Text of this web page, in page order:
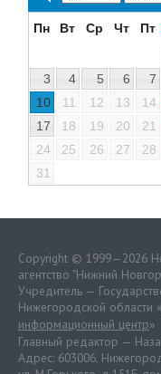
Пн Вт Ср Чт Пт
3
4 5 6 7
10
11 12 13 14
17
18 19 20 21
24
25 26 27 28
31
Copyright © 1999—2026
агентство "Нижний
Учредитель —
Нижегородской области «
информационный центр»
Главный редактор —
Адрес: 603006,